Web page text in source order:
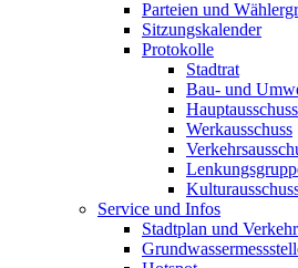
Parteien und
Sitzungskalender
Protokolle
Stadtrat
Bau- und
Hauptausschuss
Werkausschuss
Service und Infos
Stadtplan und